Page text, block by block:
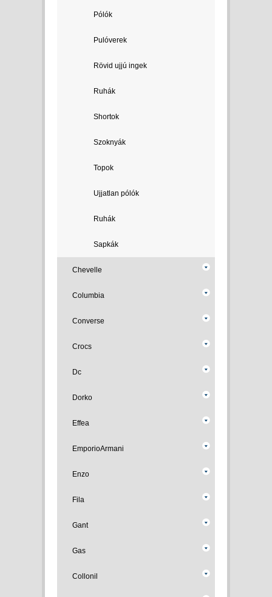
Pólók
Pulóverek
Rövid ujjú ingek
Ruhák
Shortok
Szoknyák
Topok
Ujjatlan pólók
Ruhák
Sapkák
Chevelle
Columbia
Converse
Crocs
Dc
Dorko
Effea
EmporioArmani
Enzo
Fila
Gant
Gas
Collonil